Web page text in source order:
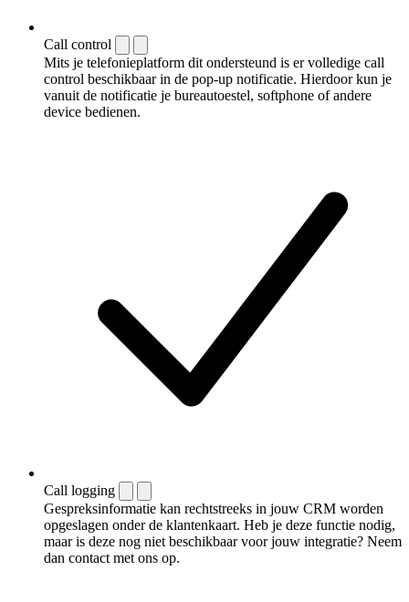
Call control
Mits je telefonieplatform dit ondersteund is er volledige call
control beschikbaar in de pop-up notificatie. Hierdoor kun je
vanuit de notificatie je bureautoestel, softphone of andere
device bedienen.
Call logging
Gespreksinformatie kan rechtstreeks in jouw CRM worden
opgeslagen onder de klantenkaart. Heb je deze functie nodig,
maar is deze nog niet beschikbaar voor jouw integratie? Neem
dan contact met ons op.